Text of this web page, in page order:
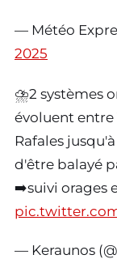
— Météo
2025
⛈️2 systèmes
évoluent entre
Rafales
d'être balayé
➡️suivi orages
— Keraunos